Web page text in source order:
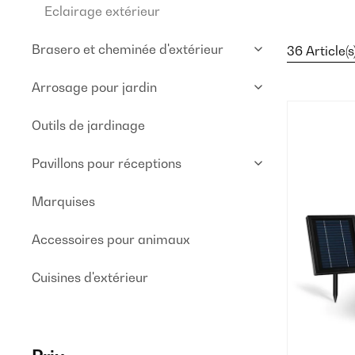
Eclairage extérieur
Brasero et cheminée d'extérieur
Arrosage pour jardin
Outils de jardinage
Pavillons pour réceptions
Marquises
Accessoires pour animaux
Cuisines d'extérieur
36